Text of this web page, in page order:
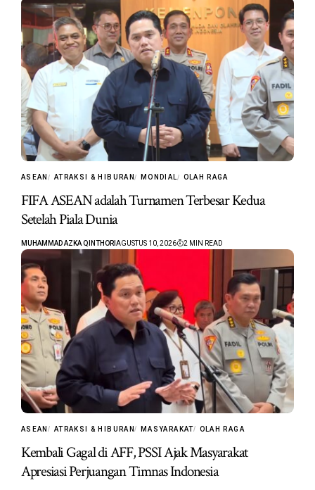
ASEAN ATRAKSI & HIBURAN MONDIAL OLAH RAGA
FIFA ASEAN adalah Turnamen Terbesar Kedua
Setelah Piala Dunia
MUHAMMAD AZKA QINTHORI AGUSTUS 10, 2026 2 MIN READ
ASEAN ATRAKSI & HIBURAN MASYARAKAT OLAH RAGA
Kembali Gagal di AFF, PSSI Ajak Masyarakat
Apresiasi Perjuangan Timnas Indonesia